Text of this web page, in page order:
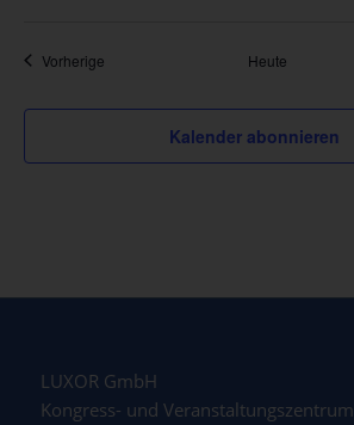
VorherigeVeranstaltungen Heute
Kalender abonnieren
LUXOR GmbH
Kongress- und Veranstaltungszentrum